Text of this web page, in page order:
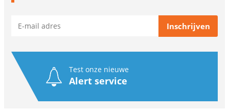
Test onze nieuwe
Alert service